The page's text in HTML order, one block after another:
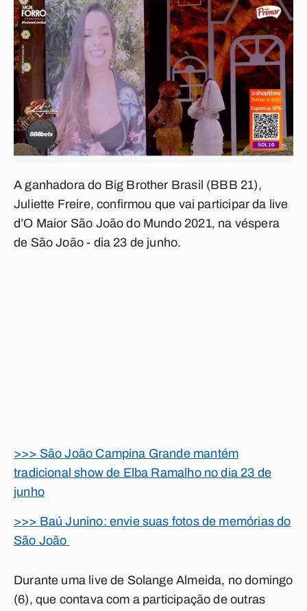
A ganhadora do Big Brother Brasil (BBB 21),
Juliette Freire, confirmou que vai participar da live
d’O Maior São João do Mundo 2021, na véspera
de São João - dia 23 de junho.
>>> São João Campina Grande mantém
tradicional show de Elba Ramalho no dia 23 de
junho
>>> Baú Junino: envie suas fotos de memórias do
São João
Durante uma live de Solange Almeida, no domingo
(6), que contava com a participação de outras